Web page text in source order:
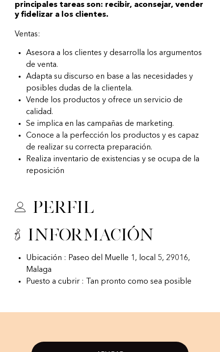
principales tareas son: recibir, aconsejar, vender
y fidelizar a los clientes.
Ventas:
Asesora a los clientes y desarrolla los argumentos
de venta.
Adapta su discurso en base a las necesidades y
posibles dudas de la clientela.
Vende los productos y ofrece un servicio de
calidad.
Se implica en las campañas de marketing.
Conoce a la perfección los productos y es capaz
de realizar su correcta preparación.
Realiza inventario de existencias y se ocupa de la
reposición
Perfil
Información
Ubicación : Paseo del Muelle 1, local 5, 29016,
Malaga
Puesto a cubrir : Tan pronto como sea posible